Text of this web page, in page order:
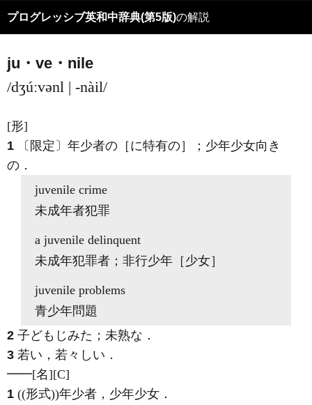
プログレッシブ英和中辞典(第5版)の解説
ju・ve・nile
/dʒúːvənl | -nàil/
[形]
1 〔限定〕年少者の［に特有の］；少年少女向き
の ．
juvenile crime
未成年者犯罪
a juvenile delinquent
未成年犯罪者；非行少年［少女］
juvenile problems
青少年問題
2 子どもじみた；未熟な ．
3 若い，若々しい ．
━━[名][C]
1 ((形式))年少者，少年少女 ．